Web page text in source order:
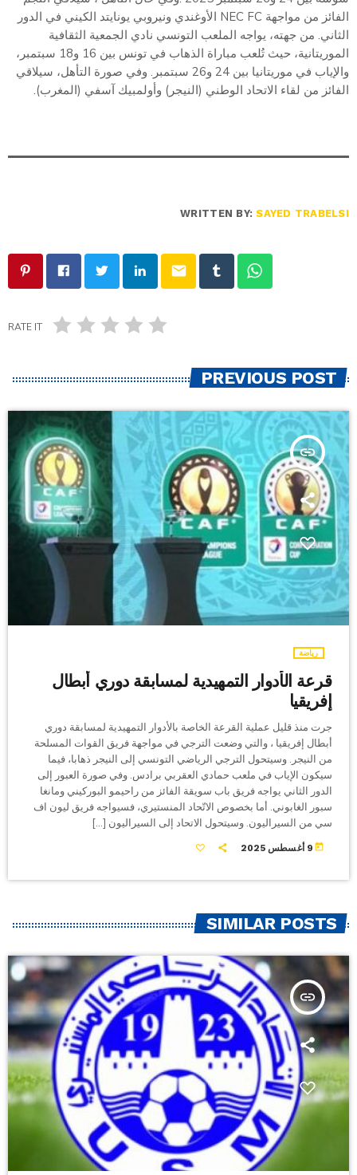
الفائز من مواجهة NEC FC الأوغندي ونيروبي يونايتد الكيني في الدور
الثاني. من جهته، يواجه الملعب التونسي نادي الجمعية الثقافية
الموريتانية، حيث تُلعب مباراة الذهاب في تونس بين 16 و18 سبتمبر،
والإياب في موريتانيا بين 24 و26 سبتمبر. وفي صورة التأهل، سيلاقي
الفائز من لقاء الاتحاد الوطني (النيجر) وأولمبيك آسفي (المغرب).
WRITTEN BY:SAYED TRABELSI
email
RATE IT
PREVIOUS POST
insert_link
رياضة
قرعة الأدوار التمهيدية لمسابقة دوري أبطال
إفريقيا
جرت منذ قليل عملية القرعة الخاصة بالأدوار التمهيدية لمسابقة دوري
أبطال إفريقيا ، والتي وضعت الترجي في مواجهة فريق القوات المسلحة
من النيجر. وسيتحول الترجي الرياضي التونسي إلى النيجر ذهابا، فيما
سيكون الإياب في ملعب حمادي العقربي برادس. وفي صورة العبور إلى
الدور الثاني يواجه فريق باب سويقة الفائز من راحيمو البوركيني ومانغا
سبور الغابوني. أما بخصوص الاتّحاد المنستيري، فسيواجه فريق ليون اف
سي من السيراليون. وسيتحول الاتحاد إلى السيراليون […]
today 9 أغسطس 2025
SIMILAR POSTS
insert_link